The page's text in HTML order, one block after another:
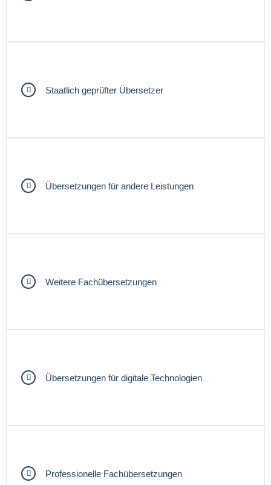
Staatlich geprüfter Übersetzer
Übersetzungen für andere Leistungen
Weitere Fachübersetzungen
Übersetzungen für digitale Technologien
Professionelle Fachübersetzungen